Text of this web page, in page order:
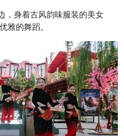
身着古风韵味服装的美女
雅的舞蹈。